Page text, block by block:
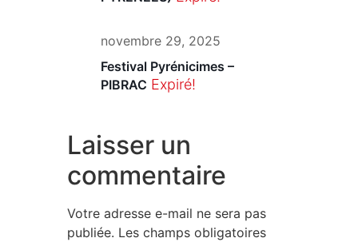
novembre 29, 2025
Festival Pyrénicimes –
PIBRAC Expiré!
Laisser un
commentaire
Votre adresse e-mail ne sera pas
publiée. Les champs obligatoires